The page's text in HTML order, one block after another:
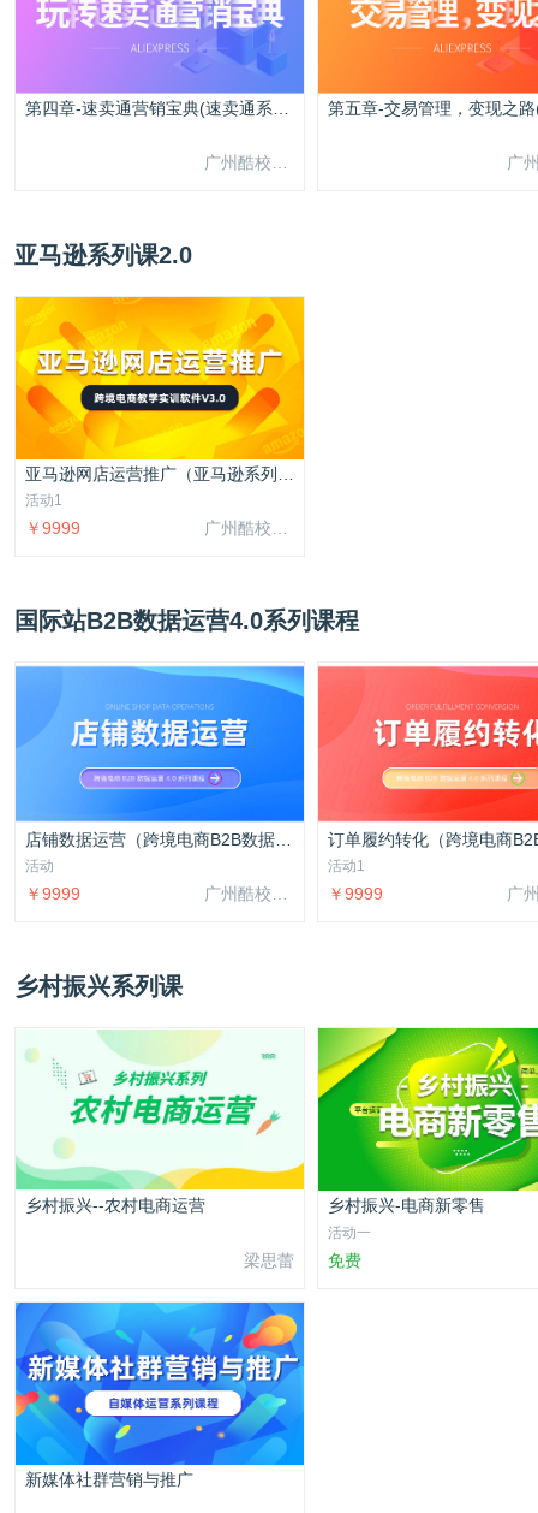
亚马逊系列课2.0
活动1
￥9999
国际站B2B数据运营4.0系列课程
店铺数据运营（跨境电商B2B数据运营4.0系列课程）
活动
￥9999 广州酷校信息科技有限公司
活动1
￥9999
乡村振兴系列课
乡村振兴--农村电商运营
梁思蕾
乡村振兴-电商新零售
活动一
免费
新媒体社群营销与推广